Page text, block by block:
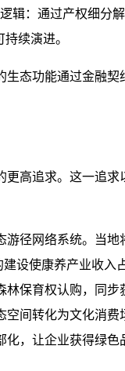
：通过产权细分
续演进。
态功能通过金融
高追求。这一追
径网络系统。当
设使康养产业收
保育权认购，同
间转化为文化消
，让企业获得绿色